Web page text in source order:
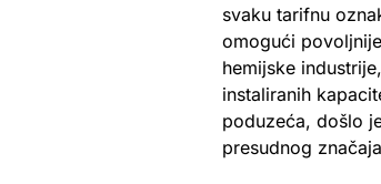
svaku tarifnu
omogući
hemijske
instaliranih
poduzeća, došlo
presudnog